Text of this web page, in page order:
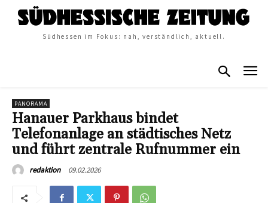
Südhessen im Fokus: nah, verständlich, aktuell.
PANORAMA
Hanauer Parkhaus bindet
Telefonanlage an städtisches Netz
und führt zentrale Rufnummer ein
redaktion 09.02.2026